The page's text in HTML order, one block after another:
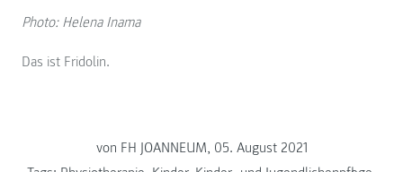
Photo: Helena Inama
Das ist Fridolin.
von FH JOANNEUM, 05. August 2021